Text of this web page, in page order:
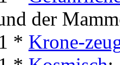
der
* Krone-